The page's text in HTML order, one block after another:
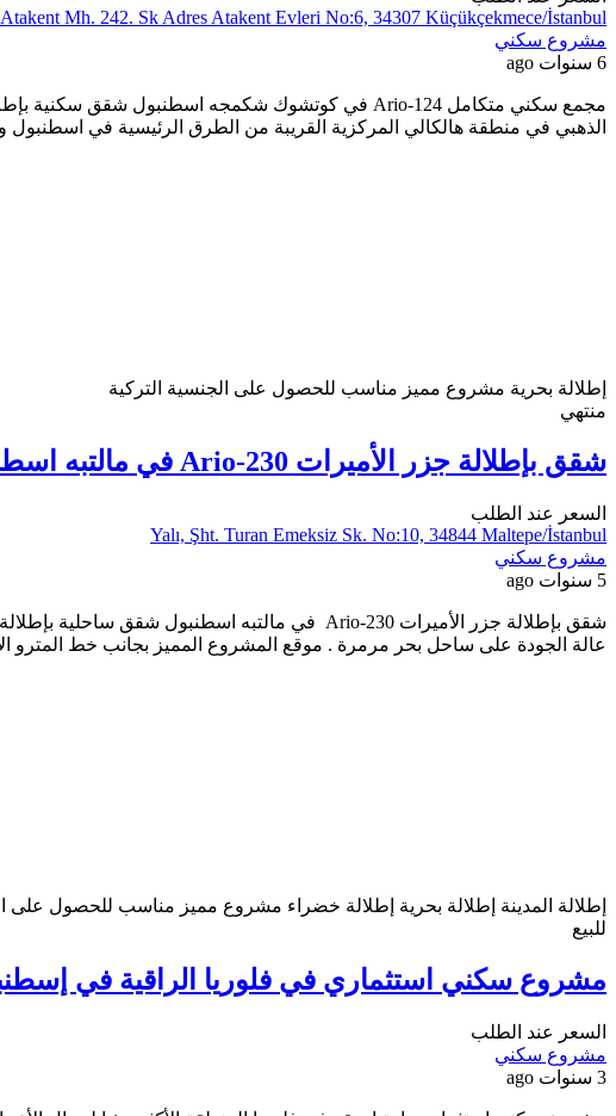
Mh. 242. Sk Adres Atakent Evleri No:6, 34307 Küçükçekmece/İstanbul
مشروع سكني
6 سنوات ago
الذهبي في منطقة هالكالي المركزية القريبة من الطرق الرئيسية في
إطلالة بحرية مشروع مميز مناسب للحصول على الجنسية التركية
منتهي
شقق بإطلالة جزر الأميرات Ario-230 في مالتبه اسطنبول
السعر عند الطلب
Yalı, Şht. Turan Emeksiz Sk. No:10, 34844 Maltepe/İstanbul
مشروع سكني
5 سنوات ago
عالة الجودة على ساحل بحر مرمرة . موقع المشروع المميز بجانب خط المترو
إطلالة المدينة إطلالة بحرية إطلالة خضراء مشروع مميز مناسب للحصول على
للبيع
مشروع سكني استثماري في فلوريا الراقية في
السعر عند الطلب
مشروع سكني
3 سنوات ago